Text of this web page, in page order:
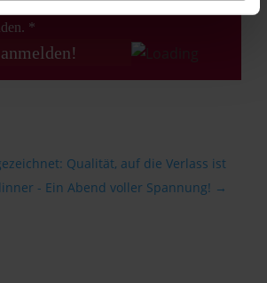
Datenschutz­erklärunggelesen und bin
*
Qualität, auf die Verlass ist
- Ein Abend voller Spannung! →